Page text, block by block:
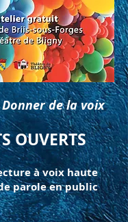
de la voix
OUVERTS
à voix haute
parole en public